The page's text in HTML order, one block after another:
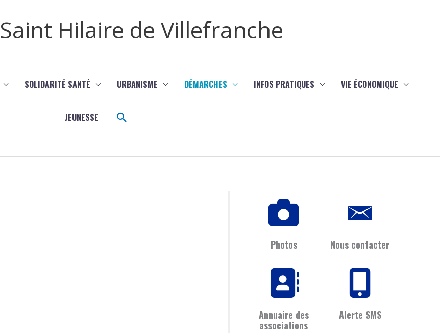
Saint Hilaire de Villefranche
SOLIDARITÉ SANTÉ URBANISME DÉMARCHES INFOS PRATIQUES VIE ÉCONOMIQUE
JEUNESSE Rechercher
Photos Nous contacter
Annuaire des
associations
Alerte SMS